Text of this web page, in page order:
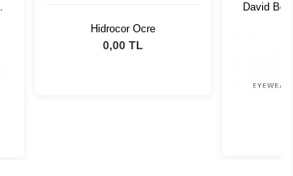
Hidrocor Ocre
0,00 TL
David